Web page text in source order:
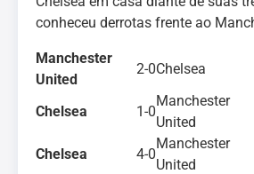
conheceu derrotas frente ao
Manchester
United
2-0Chelsea
Chelsea
1-0
Manchester
United
Chelsea
4-0
Manchester
United